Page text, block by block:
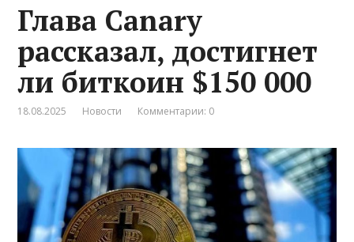
Глава Canary
рассказал, достигнет
ли биткоин $150 000
18.08.2025 Новости Комментарии: 0